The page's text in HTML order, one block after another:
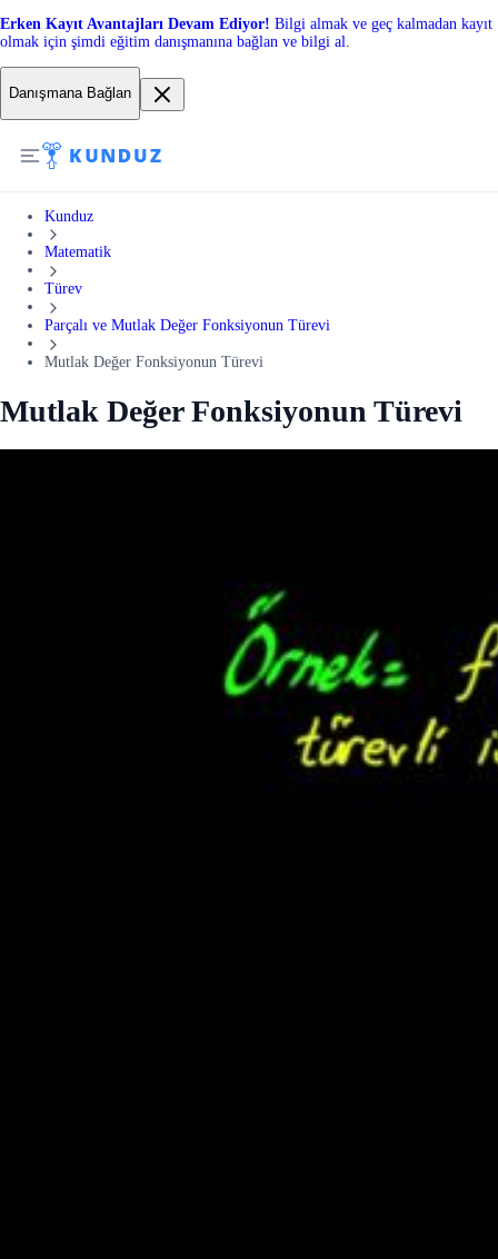
Erken Kayıt Avantajları Devam Ediyor! Bilgi almak ve geç kalmadan kayıt
olmak için şimdi eğitim danışmanına bağlan ve bilgi al.
Danışmana Bağlan
Kunduz
Matematik
Türev
Parçalı ve Mutlak Değer Fonksiyonun Türevi
Mutlak Değer Fonksiyonun Türevi
Mutlak Değer Fonksiyonun Türevi